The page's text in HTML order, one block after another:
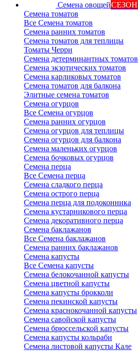
Семена овощейСЕЗОН
Семена томатов
Все Семена томатов
Семена ранних томатов
Семена томатов для теплицы
Томаты Черри
Семена детерминантных томатов
Семена экзотических томатов
Семена карликовых томатов
Семена томатов для балкона
Элитные семена томатов
Семена огурцов
Все Семена огурцов
Семена ранних огурцов
Семена огурцов для теплицы
Семена огурцов для балкона
Семена маленьких огурцов
Семена бочковых огурцов
Семена перца
Все Семена перца
Семена сладкого перца
Семена острого перца
Семена перца для подоконника
Семена кустарникового перца
Семена декоративного перца
Семена баклажанов
Все Семена баклажанов
Семена ранних баклажанов
Семена капусты
Все Семена капусты
Семена белокочанной капусты
Семена цветной капусты
Семена капусты брокколи
Семена пекинской капусты
Семена краснокочанной капусты
Семена савойской капусты
Семена брюссельской капусты
Семена капусты кольраби
Семена листовой капусты Кале